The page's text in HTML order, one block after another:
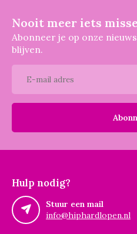
Nooit meer iets
Abonneer je op onze
blijven.
Hulp nodig?
Stuur een mail
info@hiphardlopen.nl